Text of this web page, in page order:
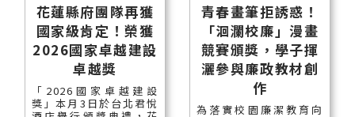
花蓮縣府團隊再獲
國家級肯定！榮獲
2026國家卓越建設
卓越獎
「2026國家卓越建設
獎」本月3日於台北君悅
青春畫筆拒誘惑！
「洄瀾校廉」漫畫
競賽頒獎，學子揮
灑參與廉政教材創
作
為落實校園廉潔教育向